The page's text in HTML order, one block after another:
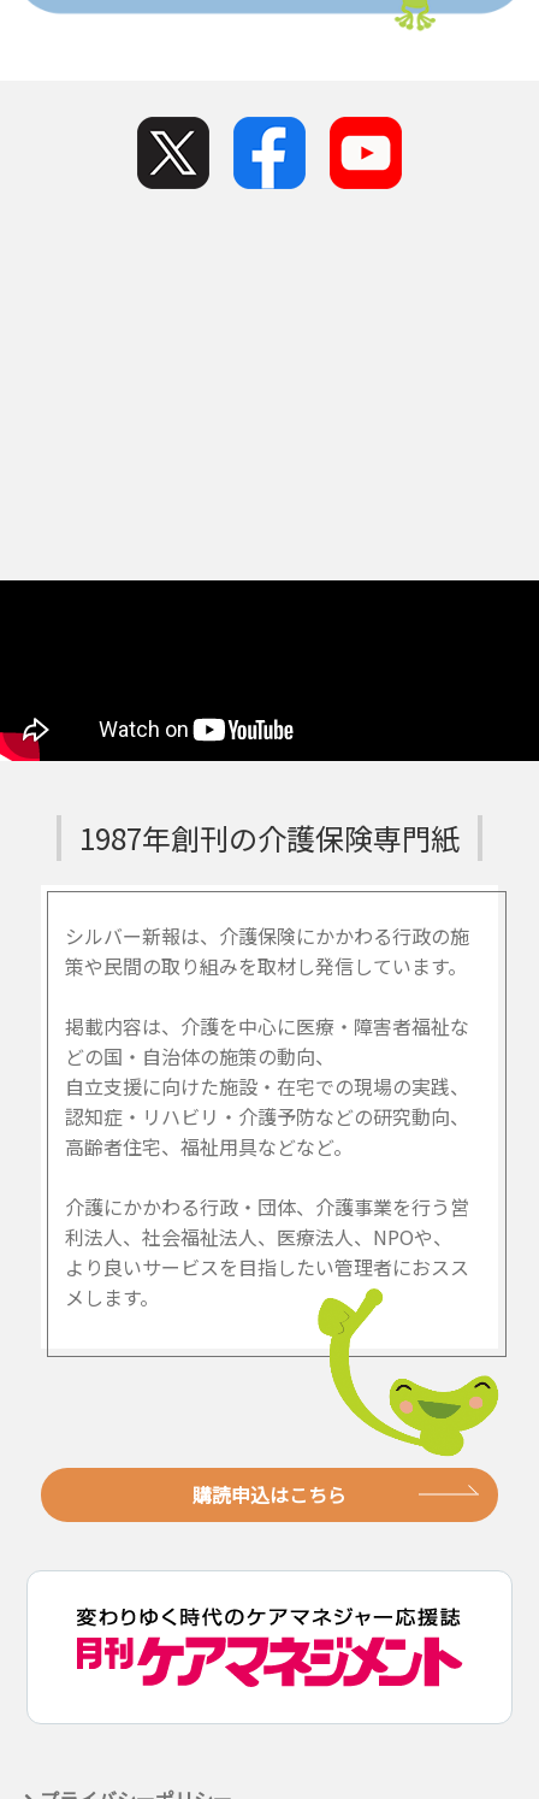
1987年創刊の介護保険専門紙
シルバー新報は、介護保険にかかわる行政の施
策や民間の取り組みを取材し発信しています。
掲載内容は、介護を中心に医療・障害者福祉な
どの国・自治体の施策の動向、
自立支援に向けた施設・在宅での現場の実践、
認知症・リハビリ・介護予防などの研究動向、
高齢者住宅、福祉用具などなど。
介護にかかわる行政・団体、介護事業を行う営
利法人、社会福祉法人、医療法人、NPOや、
より良いサービスを目指したい管理者におスス
メします。
購読申込はこちら